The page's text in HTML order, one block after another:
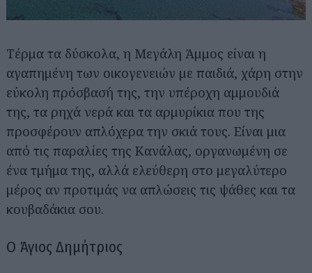
Τέρμα τα δύσκολα, η Μεγάλη Άμμος είναι η
αγαπημένη των οικογενειών με παιδιά, χάρη στην
εύκολη πρόσβασή της, την υπέροχη αμμουδιά
της, τα ρηχά νερά και τα αρμυρίκια που της
προσφέρουν απλόχερα την σκιά τους. Είναι μια
από τις παραλίες της Κανάλας, οργανωμένη σε
ένα τμήμα της, αλλά ελεύθερη στο μεγαλύτερο
μέρος αν προτιμάς να απλώσεις τις ψάθες και τα
κουβαδάκια σου.
Ο Άγιος Δημήτριος